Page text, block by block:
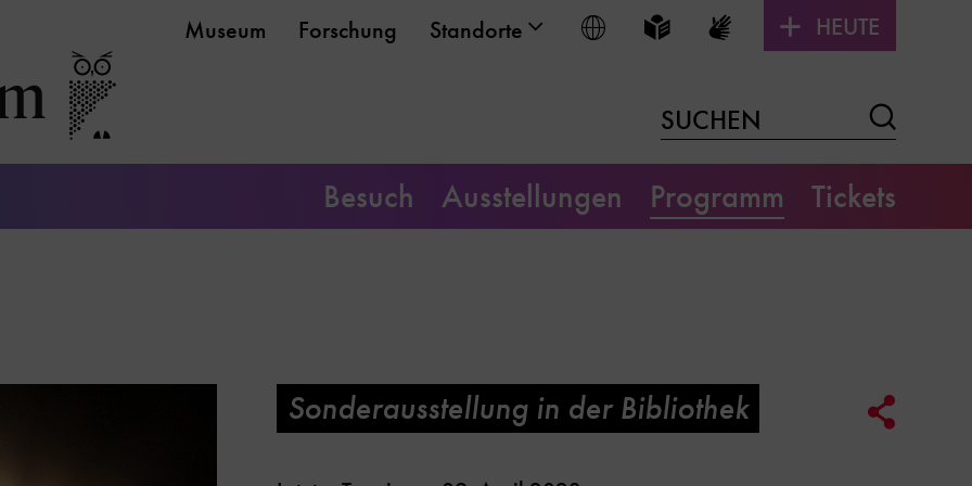
Museum Forschung Standorte Sprache wählen
Leichte Sprache
Gebärdensprache
HEUTE
SUCHEN
Besuch Ausstellungen Programm Tickets
Sonderausstellung in der Bibliothek